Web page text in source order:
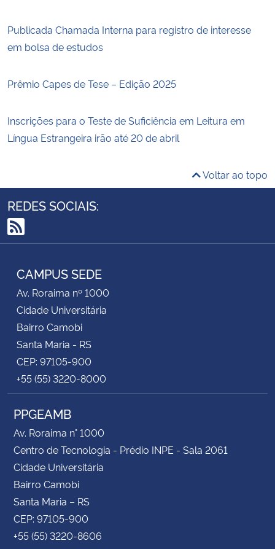
Publicada Chamada Interna para registro de interesse
em bolsa de estudos
Prêmio Capes de Tese – Edição 2025
Inscrições para o Teste de Suficiência em Leitura em
Língua Estrangeira irão até 20 de abril
Voltar ao topo
REDES SOCIAIS:
RSS
CAMPUS SEDE
Av. Roraima nº 1000
Cidade Universitária
Bairro Camobi
Santa Maria - RS
CEP: 97105-900
+55 (55) 3220-8000
PPGEAMB
Av. Roraima n° 1000
Centro de Tecnologia - Prédio INPE - Sala 2061
Cidade Universitária
Bairro Camobi
Santa Maria – RS
CEP: 97105-900
+55 (55) 3220-8606